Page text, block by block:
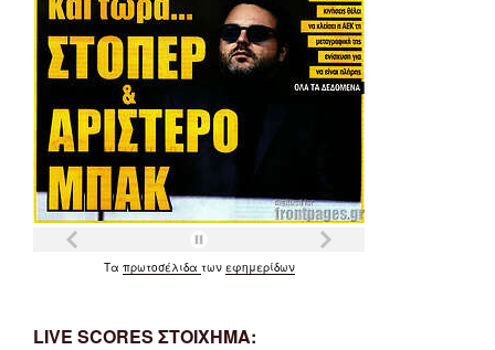
Τα πρωτοσέλιδα των εφημερίδων
LIVE SCORES ΣΤΟΙΧΗΜΑ: